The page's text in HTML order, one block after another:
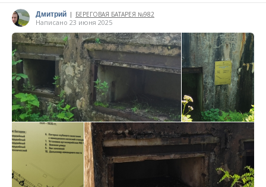
Дмитрий | БЕРЕГОВАЯ БАТАРЕЯ №982
Написано 23 июня 2025